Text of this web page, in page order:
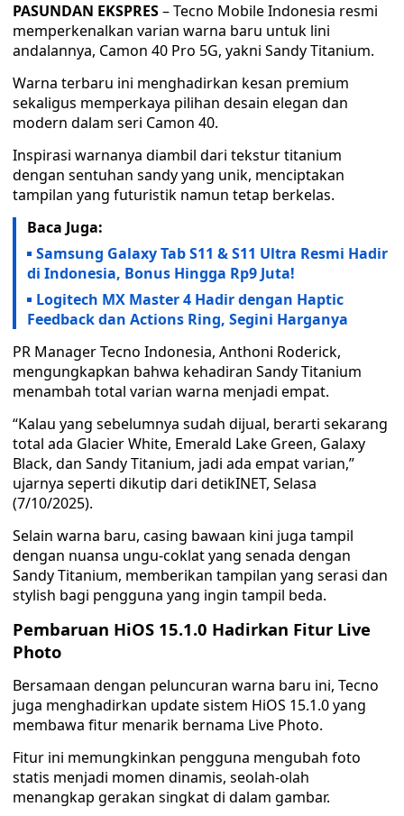
PASUNDAN EKSPRES– Tecno Mobile Indonesia resmi
memperkenalkan varian warna baru untuk lini
andalannya, Camon 40 Pro 5G, yakni Sandy Titanium.
Warna terbaru ini menghadirkan kesan premium
sekaligus memperkaya pilihan desain elegan dan
modern dalam seri Camon 40.
Inspirasi warnanya diambil dari tekstur titanium
dengan sentuhan sandy yang unik, menciptakan
tampilan yang futuristik namun tetap berkelas.
Baca Juga:
Samsung Galaxy Tab S11 & S11 Ultra Resmi Hadir
di Indonesia, Bonus Hingga Rp9 Juta!
Logitech MX Master 4 Hadir dengan Haptic
Feedback dan Actions Ring, Segini Harganya
PR Manager Tecno Indonesia, Anthoni Roderick,
mengungkapkan bahwa kehadiran Sandy Titanium
menambah total varian warna menjadi empat.
“Kalau yang sebelumnya sudah dijual, berarti sekarang
total ada Glacier White, Emerald Lake Green, Galaxy
Black, dan Sandy Titanium, jadi ada empat varian,”
ujarnya seperti dikutip dari detikINET, Selasa
(7/10/2025).
Selain warna baru, casing bawaan kini juga tampil
dengan nuansa ungu-coklat yang senada dengan
Sandy Titanium, memberikan tampilan yang serasi dan
stylish bagi pengguna yang ingin tampil beda.
Pembaruan HiOS 15.1.0 Hadirkan Fitur Live
Photo
Bersamaan dengan peluncuran warna baru ini, Tecno
juga menghadirkan update sistem HiOS 15.1.0 yang
membawa fitur menarik bernama Live Photo.
Fitur ini memungkinkan pengguna mengubah foto
statis menjadi momen dinamis, seolah-olah
menangkap gerakan singkat di dalam gambar.